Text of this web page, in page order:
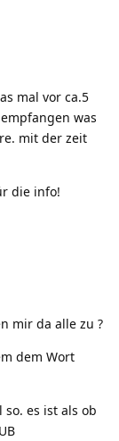
mal vor ca.5
was
mit der zeit
die info!
mir da alle zu ?
dem Wort
es ist als ob